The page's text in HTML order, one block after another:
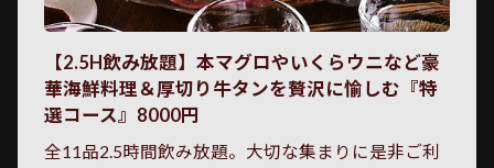
【2.5H飲み放題】本マグロやいくらウニなど豪
華海鮮料理＆厚切り牛タンを贅沢に愉しむ『特
選コース』8000円
全11品2.5時間飲み放題。大切な集まりに是非ご利